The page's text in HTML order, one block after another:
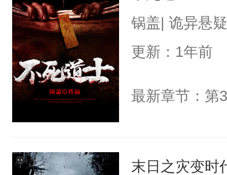
锅盖| 诡异悬疑
更新：1年前
末日之灾变时